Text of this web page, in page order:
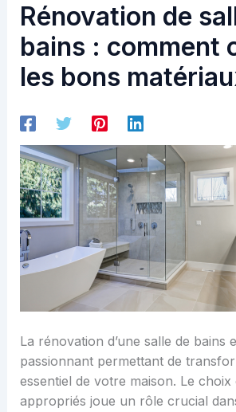
Rénovation de
bains : comment
les bons
La rénovation d’une salle de bains
passionnant permettant de
essentiel de votre maison. Le choix
appropriés joue un rôle crucial